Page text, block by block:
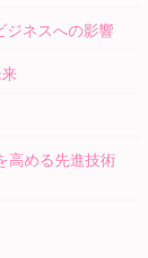
ジネスへの影響
高める先進技術